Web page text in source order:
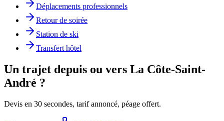
Déplacements professionnels
Retour de soirée
Station de ski
Transfert hôtel
Un trajet depuis ou vers La Côte-Saint-
André ?
Devis en 30 secondes, tarif annoncé, péage offert.